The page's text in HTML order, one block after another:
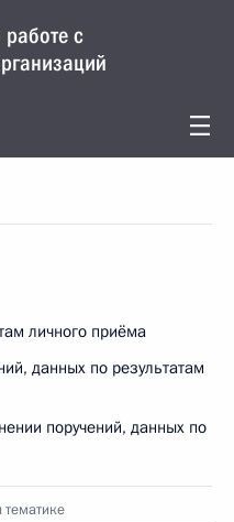
с
личного приёма
данных по результатам
поручений, данных по
тематике